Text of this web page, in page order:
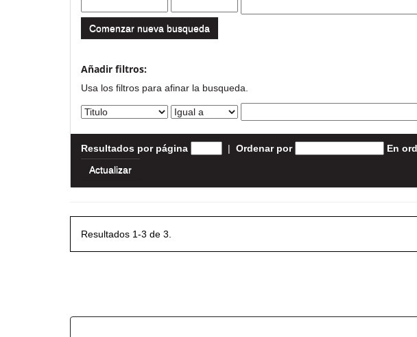
Comenzar nueva busqueda
Añadir filtros:
Usa los filtros para afinar la busqueda.
Resultados por página | Ordenar por En
Resultados 1-3 de 3.